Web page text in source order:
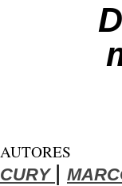
AUTORES
CURY |